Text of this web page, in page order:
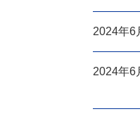
2024年6
2024年6